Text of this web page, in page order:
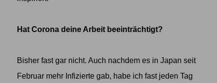
Hat Corona deine Arbeit beeinträchtigt?
Bisher fast gar nicht. Auch nachdem es in Japan seit
Februar mehr Infizierte gab, habe ich fast jeden Tag